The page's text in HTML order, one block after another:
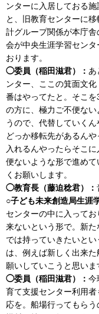
ンターに入居しておる
と、旧教育センターに
計グループ関係が本庁
会が中央生涯学習セン
おります。
◯委員（稲田滋君）： あ
ンター、ここの箕面文
番はやってたと。そこ
の方に、極力ご不便な
うので、代替していく
どっか移転先があるん
入れるんやったらそこ
便ないような形で進め
くお願いします。
◯教育長（藤迫稔君）：
○子ども未来創造局生涯
センターの中に入って
来ないという形で。新
では持っていきたいと
は、例えば新しく出来
願いしていこうと思いま
◯委員（稲田滋君）： 今
育て支援センター利用
応を。船場行ってもらう